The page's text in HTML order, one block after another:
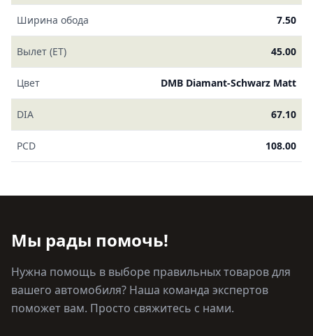
Ширина обода 7.50
Вылет (ET) 45.00
Цвет DMB Diamant-Schwarz Matt
DIA 67.10
PCD 108.00
Мы рады помочь!
Нужна помощь в выборе правильных товаров для
вашего автомобиля? Наша команда экспертов
поможет вам. Просто свяжитесь с нами.